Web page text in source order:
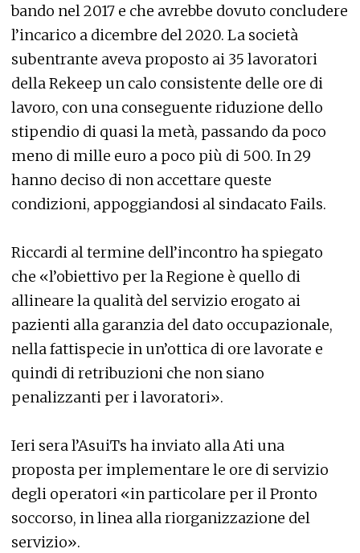
bando nel 2017 e che avrebbe dovuto concludere
l’incarico a dicembre del 2020. La società
subentrante aveva proposto ai 35 lavoratori
della Rekeep un calo consistente delle ore di
lavoro, con una conseguente riduzione dello
stipendio di quasi la metà, passando da poco
meno di mille euro a poco più di 500. In 29
hanno deciso di non accettare queste
condizioni, appoggiandosi al sindacato Fails.
Riccardi al termine dell’incontro ha spiegato
che «l’obiettivo per la Regione è quello di
allineare la qualità del servizio erogato ai
pazienti alla garanzia del dato occupazionale,
nella fattispecie in un’ottica di ore lavorate e
quindi di retribuzioni che non siano
penalizzanti per i lavoratori».
Ieri sera l’AsuiTs ha inviato alla Ati una
proposta per implementare le ore di servizio
degli operatori «in particolare per il Pronto
soccorso, in linea alla riorganizzazione del
servizio».